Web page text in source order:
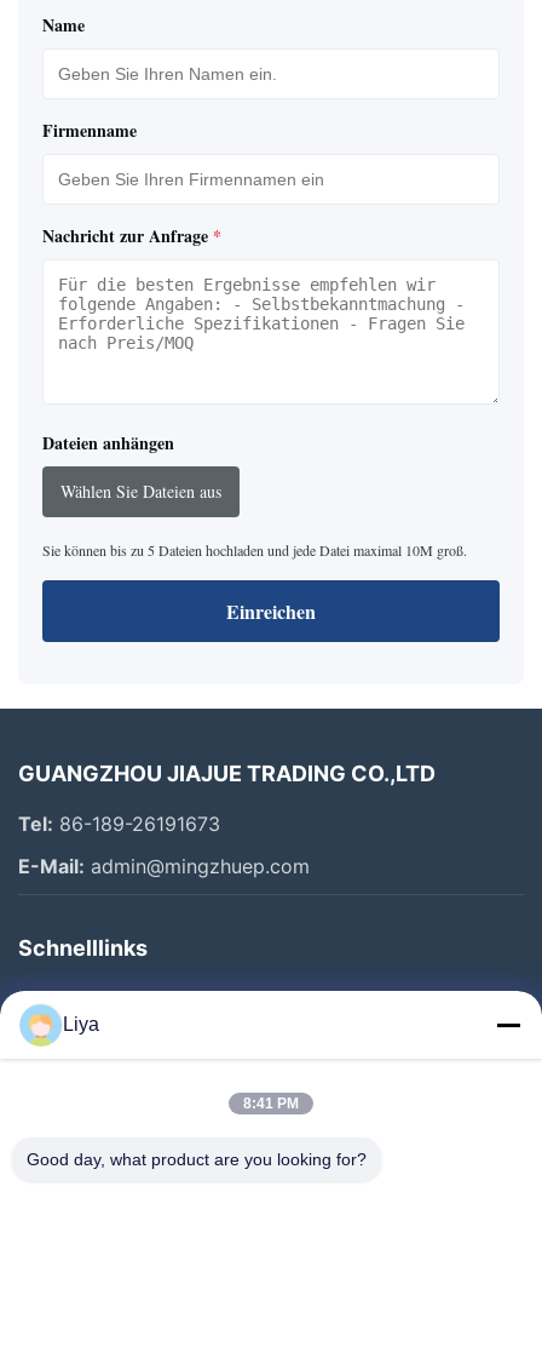
Name
Firmenname
Nachricht zur Anfrage *
Dateien anhängen
Wählen Sie Dateien aus
Sie können bis zu 5 Dateien hochladen und jede Datei maximal 10M groß.
Einreichen
GUANGZHOU JIAJUE TRADING CO.,LTD
Tel: 86-189-26191673
E-Mail: admin@mingzhuep.com
Schnelllinks
Zu Hause
Produkte
Qualitätskontrolle
Liya
8:41 PM
Good day, what product are you looking for?